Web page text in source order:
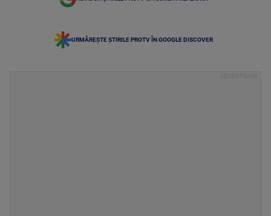
URMĂREȘTE ȘTIRILE PROTV ÎN GOOGLE DISCOVER